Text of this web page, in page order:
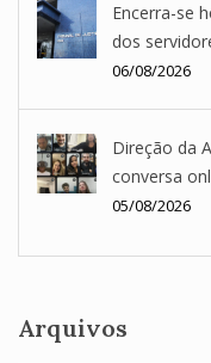
Encerra-se
dos
06/08/2026
Direção da
conversa
05/08/2026
Arquivos